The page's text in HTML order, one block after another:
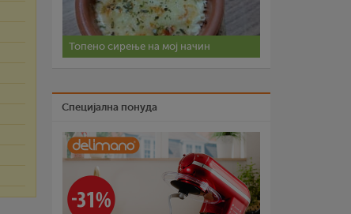
Топено сирење на мој начин
Специјална понуда